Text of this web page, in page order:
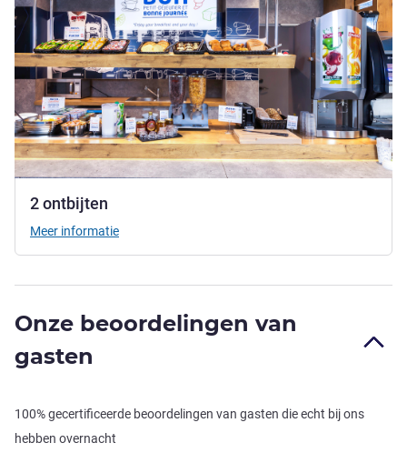
2 ontbijten
Meer informatie
Onze beoordelingen van
gasten
100% gecertificeerde beoordelingen van gasten die echt bij ons
hebben overnacht